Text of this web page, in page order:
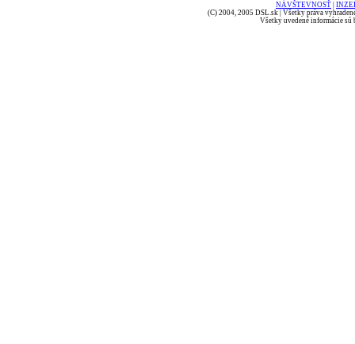
NÁVŠTEVNOSŤ
(C) 2004, 2005 DSL.sk | Všetky práva
Všetky uvedené informácie sú